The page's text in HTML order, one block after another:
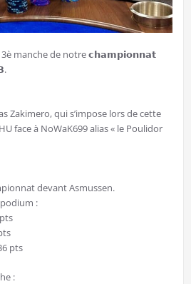
3è manche de notre 𝗰𝗵𝗮𝗺𝗽𝗶𝗼𝗻𝗻𝗮𝘁
Zakimero, qui s’impose lors de cette
face à NoWaK699 alias « le Poulidor
devant Asmussen.
:
pts
: